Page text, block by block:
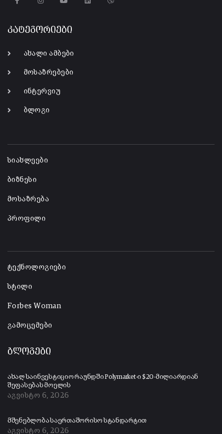
კატეგორიები
ახალი ამბები
მოსაზრებები
ინტერვიუ
ბლოგი
სიახლეები
ბიზნესი
მოსაზრება
პროფილი
ტექნოლოგიები
სტილი
Forbes Woman
გამოცემები
ბლოგები
ახალ საინვესტიციო რაუნდში Polymarket-ი $20-მილიარდიან
შეფასებას მოელის
აგვისტო 6, 2026
მშენებლობა საერთაშორისო სტანდარტით
აგვისტო 6, 2026